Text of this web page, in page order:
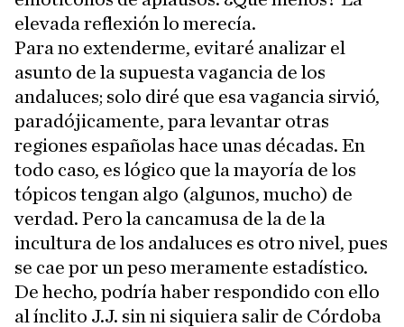
elevada reflexión lo merecía.
Para no extenderme, evitaré analizar el
asunto de la supuesta vagancia de los
andaluces; solo diré que esa vagancia sirvió,
paradójicamente, para levantar otras
regiones españolas hace unas décadas. En
todo caso, es lógico que la mayoría de los
tópicos tengan algo (algunos, mucho) de
verdad. Pero la cancamusa de la de la
incultura de los andaluces es otro nivel, pues
se cae por un peso meramente estadístico.
De hecho, podría haber respondido con ello
al ínclito J.J. sin ni siquiera salir de Córdoba